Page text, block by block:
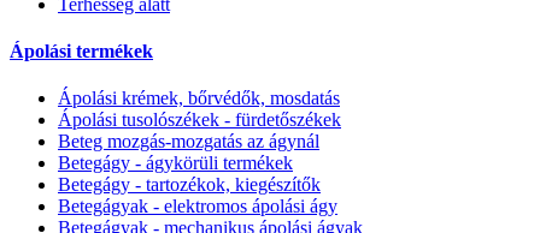
Ápolási termékek
Ápolási krémek, bőrvédők, mosdatás
Ápolási tusolószékek - fürdetőszékek
Beteg mozgás-mozgatás az ágynál
Betegágy - ágykörüli termékek
Betegágy - tartozékok, kiegészítők
Betegágyak - elektromos ápolási ágy
Betegágyak - mechanikus ápolási ágyak